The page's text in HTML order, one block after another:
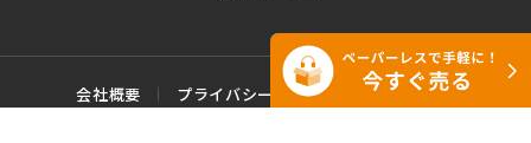
会社概要 プライバシーポリシー
ご利用規約